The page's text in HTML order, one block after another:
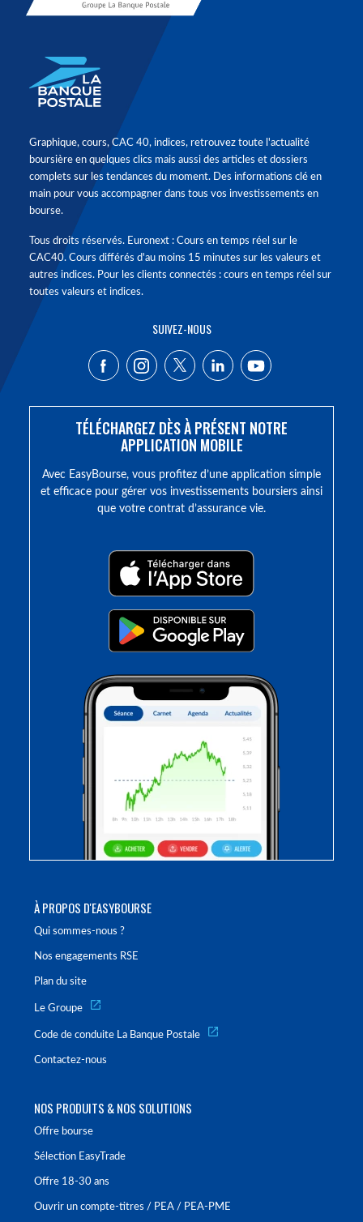
À PROPOS D'EASYBOURSE
Qui sommes-nous ?
Nos engagements RSE
Plan du site
Le Groupe
Code de conduite La Banque Postale
Contactez-nous
NOS PRODUITS & NOS SOLUTIONS
Offre bourse
Sélection EasyTrade
Offre 18-30 ans
Ouvrir un compte-titres / PEA / PEA-PME
Graphique, cours, CAC 40, indices, retrouvez toute l'actualité
boursière en quelques clics mais aussi des articles et dossiers
complets sur les tendances du moment. Des informations clé en
main pour vous accompagner dans tous vos investissements en
bourse.
Tous droits réservés. Euronext : Cours en temps réel sur le
CAC40. Cours différés d'au moins 15 minutes sur les valeurs et
autres indices. Pour les clients connectés : cours en temps réel sur
toutes valeurs et indices.
SUIVEZ-NOUS
TÉLÉCHARGEZ DÈS À PRÉSENT NOTRE
APPLICATION MOBILE
Avec EasyBourse, vous profitez d’une application simple
et efficace pour gérer vos investissements boursiers ainsi
que votre contrat d’assurance vie.